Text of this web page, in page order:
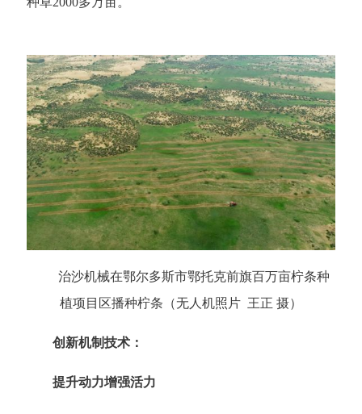
治沙机械在鄂尔多斯市鄂托克前旗百万亩柠条种
植项目区播种柠条（无人机照片 王正 摄）
创新机制技术：
提升动力增强活力